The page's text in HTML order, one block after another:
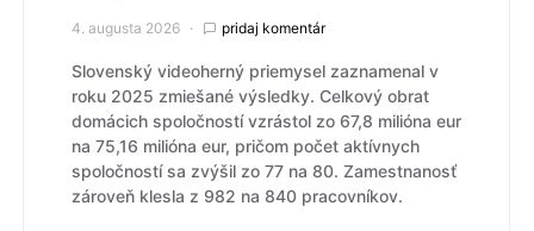
4. augusta 2026 pridaj komentár
Slovenský videoherný priemysel zaznamenal v
roku 2025 zmiešané výsledky. Celkový obrat
domácich spoločností vzrástol zo 67,8 milióna eur
na 75,16 milióna eur, pričom počet aktívnych
spoločností sa zvýšil zo 77 na 80. Zamestnanosť
zároveň klesla z 982 na 840 pracovníkov.